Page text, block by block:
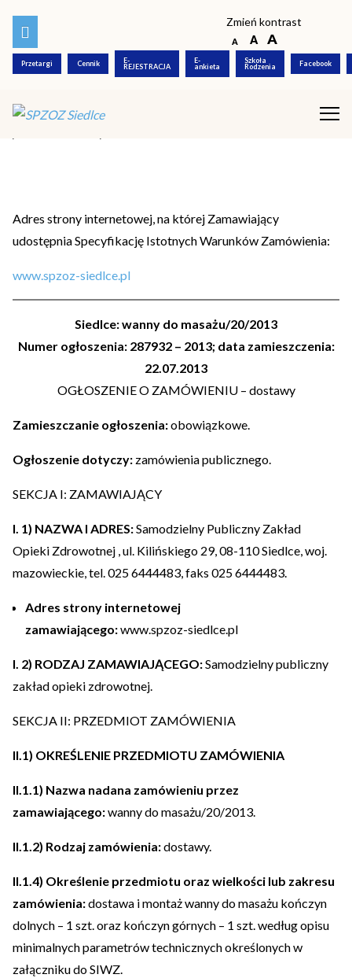
Zmień kontrast
Przetargi Cennik E-
REJESTRACJA
E-
ankieta
Szkoła
Rodzenia Facebook
Dostawa i montaż wanny do
masażu kończyn dolnych
oraz kończyn górnych
Adres strony internetowej, na której Zamawiający
udostępnia Specyfikację Istotnych Warunków Zamówienia:
www.spzoz-siedlce.pl
Siedlce: wanny do masażu/20/2013
Numer ogłoszenia: 287932 – 2013; data zamieszczenia:
22.07.2013
OGŁOSZENIE O ZAMÓWIENIU – dostawy
Zamieszczanie ogłoszenia:obowiązkowe.
Ogłoszenie dotyczy: zamówienia publicznego.
SEKCJA I: ZAMAWIAJĄCY
I. 1) NAZWA I ADRES:Samodzielny Publiczny Zakład
Opieki Zdrowotnej , ul. Kilińskiego 29, 08-110 Siedlce, woj.
mazowieckie, tel. 025 6444483, faks 025 6444483.
Adres strony internetowej
zamawiającego:www.spzoz-siedlce.pl
I. 2) RODZAJ ZAMAWIAJĄCEGO:Samodzielny publiczny
zakład opieki zdrowotnej.
SEKCJA II: PRZEDMIOT ZAMÓWIENIA
II.1) OKREŚLENIE PRZEDMIOTU ZAMÓWIENIA
II.1.1) Nazwa nadana zamówieniu przez
zamawiającego:wanny do masażu/20/2013.
II.1.2) Rodzaj zamówienia:dostawy.
II.1.4) Określenie przedmiotu oraz wielkości lub zakresu
zamówienia:dostawa i montaż wanny do masażu kończyn
dolnych – 1 szt. oraz kończyn górnych – 1 szt. według opisu
minimalnych parametrów technicznych określonych w
załączniku do SIWZ.